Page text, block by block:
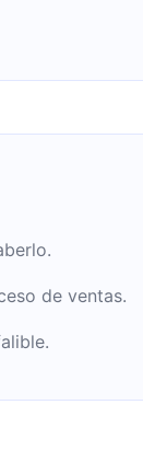
de ventas.